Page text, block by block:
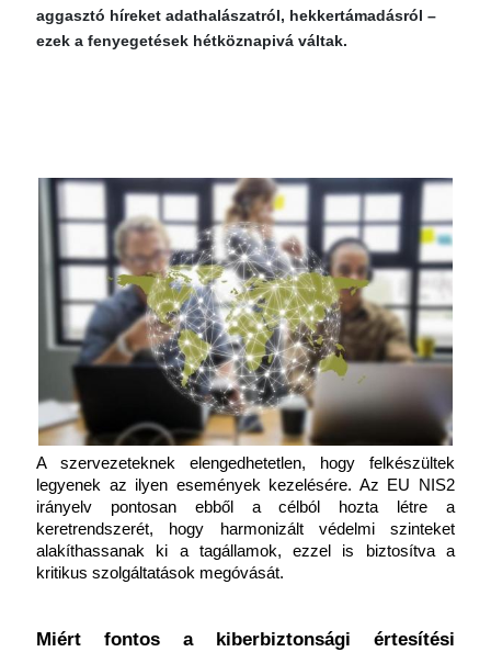
aggasztó híreket adathalászatról, hekkertámadásról –
ezek a fenyegetések hétköznapivá váltak.
A szervezeteknek elengedhetetlen, hogy felkészültek
legyenek az ilyen események kezelésére. Az EU NIS2
irányelv pontosan ebből a célból hozta létre a
keretrendszerét, hogy harmonizált védelmi szinteket
alakíthassanak ki a tagállamok, ezzel is biztosítva a
kritikus szolgáltatások megóvását.
Miért fontos a kiberbiztonsági értesítési